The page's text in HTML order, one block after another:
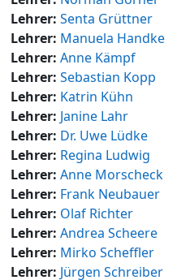
Lehrer: Senta Grüttner
Lehrer: Manuela Handke
Lehrer: Anne Kämpf
Lehrer: Sebastian Kopp
Lehrer: Katrin Kühn
Lehrer: Janine Lahr
Lehrer: Dr. Uwe Lüdke
Lehrer: Regina Ludwig
Lehrer: Anne Morscheck
Lehrer: Frank Neubauer
Lehrer: Olaf Richter
Lehrer: Andrea Scheere
Lehrer: Mirko Scheffler
Lehrer: Jürgen Schreiber